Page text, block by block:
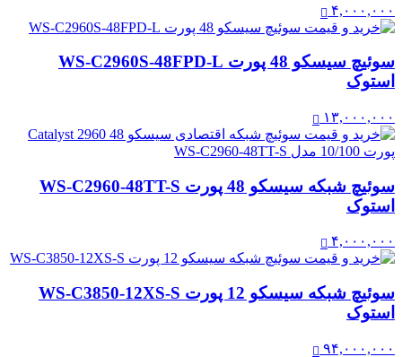
۴,۰۰۰,۰۰۰
سوئیچ سیسکو 48 پورت WS-C2960S-48FPD-L
استوک
۱۳,۰۰۰,۰۰۰
سوئیچ شبکه سیسکو 48 پورت WS-C2960-48TT-S
استوک
۴,۰۰۰,۰۰۰
سوئیچ شبکه سیسکو 12 پورت WS-C3850-12XS-S
استوک
۹۴,۰۰۰,۰۰۰